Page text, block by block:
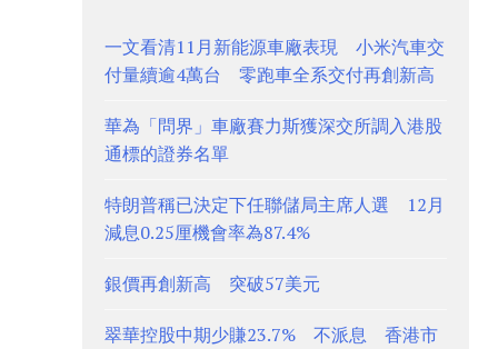
一文看清11月新能源車廠表現 小米汽車交
付量續逾4萬台 零跑車全系交付再創新高
華為「問界」車廠賽力斯獲深交所調入港股
通標的證券名單
特朗普稱已決定下任聯儲局主席人選 12月
減息0.25厘機會率為87.4%
銀價再創新高 突破57美元
翠華控股中期少賺23.7% 不派息 香港市